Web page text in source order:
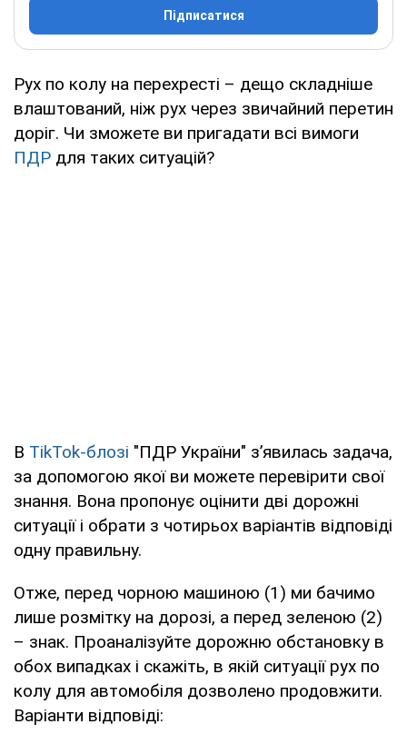
Підписатися
Рух по колу на перехресті – дещо складніше
влаштований, ніж рух через звичайний перетин
доріг. Чи зможете ви пригадати всі вимоги
ПДР для таких ситуацій?
В TikTok-блозі "ПДР України" з’явилась задача,
за допомогою якої ви можете перевірити свої
знання. Вона пропонує оцінити дві дорожні
ситуації і обрати з чотирьох варіантів відповіді
одну правильну.
Отже, перед чорною машиною (1) ми бачимо
лише розмітку на дорозі, а перед зеленою (2)
– знак. Проаналізуйте дорожню обстановку в
обох випадках і скажіть, в якій ситуації рух по
колу для автомобіля дозволено продовжити.
Варіанти відповіді: